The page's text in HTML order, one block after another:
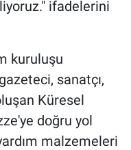
ifadelerini
kuruluşu
sanatçı,
Küresel
doğru yol
malzemeleri